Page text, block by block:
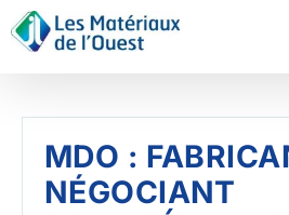
Passer
au
MDO :
NÉGOCIANT